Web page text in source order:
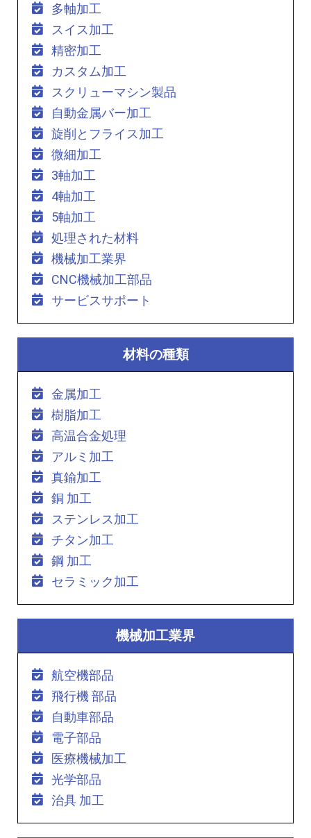
多軸加工
スイス加工
精密加工
カスタム加工
スクリューマシン製品
自動金属バー加工
旋削とフライス加工
微細加工
3軸加工
4軸加工
5軸加工
処理された材料
機械加工業界
CNC機械加工部品
サービスサポート
材料の種類
金属加工
樹脂加工
高温合金処理
アルミ加工
真鍮加工
銅 加工
ステンレス加工
チタン加工
鋼 加工
セラミック加工
機械加工業界
航空機部品
飛行機 部品
自動車部品
電子部品
医療機械加工
光学部品
治具 加工